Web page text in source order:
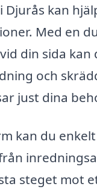
kan
Med en
din sida kan
och
just dina
kan du
steget mot